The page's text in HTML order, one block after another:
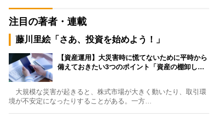
注目の著者・連載
藤川里絵「さあ、投資を始めよう！」
【資産運用】大災害時に慌てないために平時から
備えておきたい3つのポイント「資産の棚卸し…
大規模な災害が起きると、株式市場が大きく動いたり、取引環
境が不安定になったりすることがある。一方…